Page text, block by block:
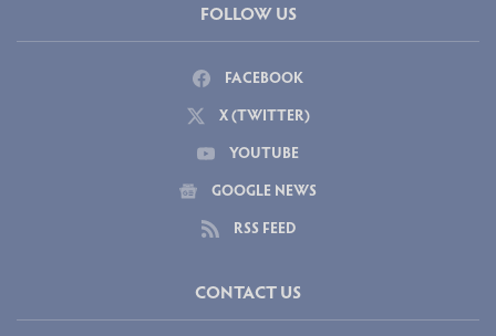
FOLLOW US
FACEBOOK
X (TWITTER)
YOUTUBE
GOOGLE NEWS
RSS FEED
CONTACT US